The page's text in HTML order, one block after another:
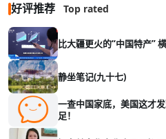
好评推荐 Top rated
比大疆更火的“中国特产”
静坐笔记(九十七)
一查中国家底，美国这才
足！